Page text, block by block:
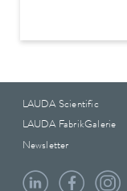
LAUDA Scientific
LAUDA FabrikGalerie
Newsletter